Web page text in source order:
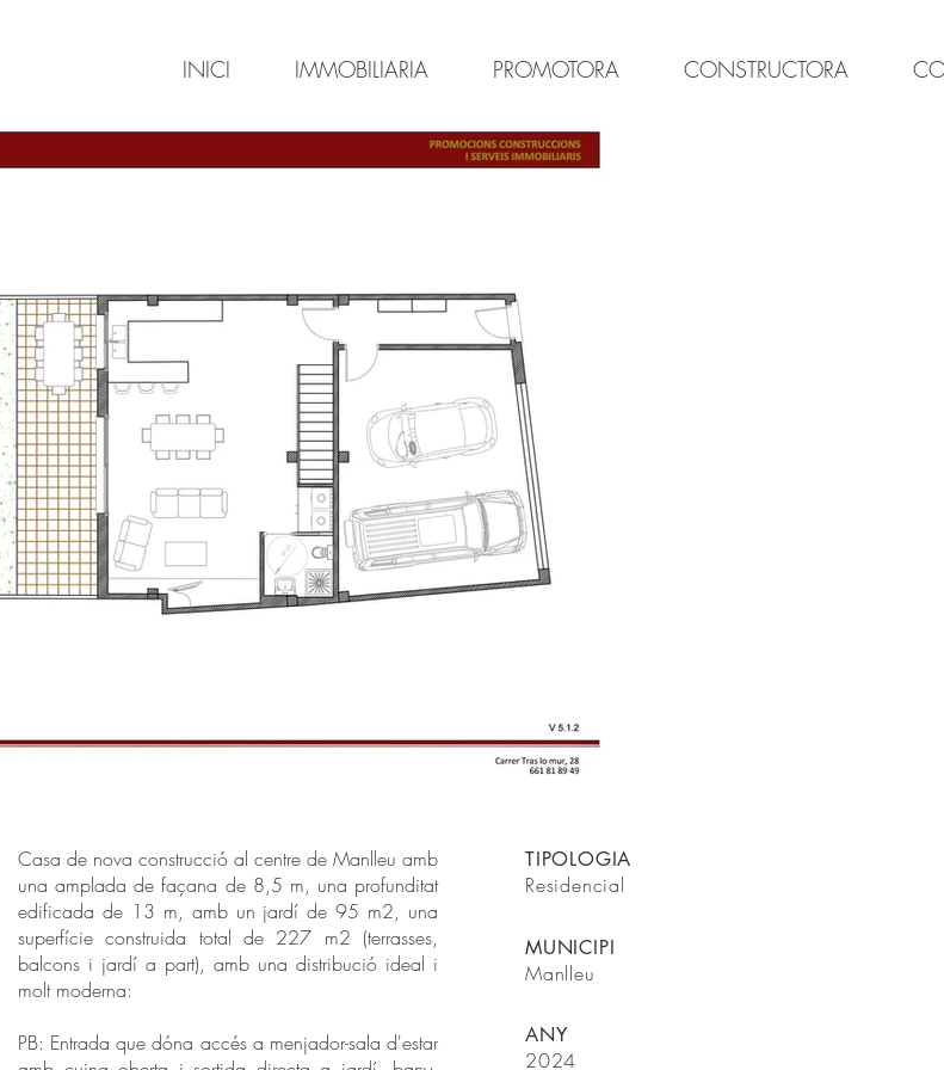
INICI IMMOBILIARIA PROMOTORA CONSTRUCTORA
Casa de nova construcció al centre de Manlleu amb
una amplada de façana de 8,5 m, una profunditat
edificada de 13 m, amb un jardí de 95 m2, una
superfície construida total de 227 m2 (terrasses,
balcons i jardí a part), amb una distribució ideal i
molt moderna:
PB: Entrada que dóna accés a menjador-sala d'estar
TIPOLOGIA
Residencial
MUNICIPI
Manlleu
ANY
2024